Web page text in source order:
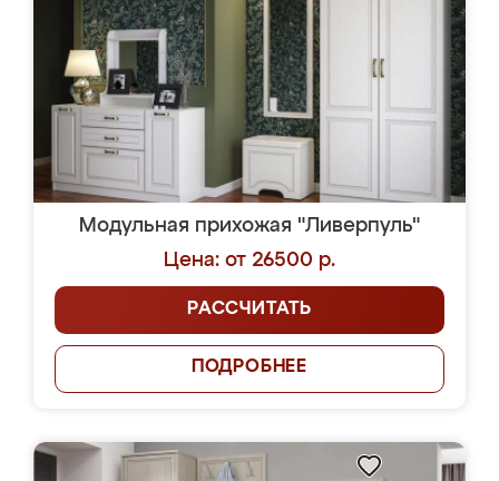
Модульная прихожая "Ливерпуль"
Цена: от 26500 р.
РАССЧИТАТЬ
ПОДРОБНЕЕ